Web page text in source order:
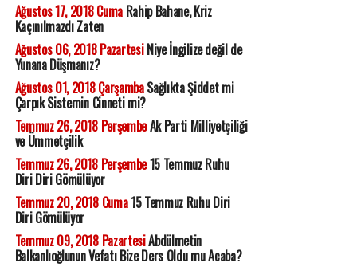
Ağustos 17, 2018 CumaRahip Bahane, Kriz
Kaçınılmazdı Zaten
Ağustos 06, 2018 PazartesiNiye İngilize değil de
Yunana Düşmanız?
Ağustos 01, 2018 ÇarşambaSağlıkta Şiddet mi
Çarpık Sistemin Cinneti mi?
Temmuz 26, 2018 PerşembeAk Parti Milliyetçiliği
ve Ümmetçilik
Temmuz 26, 2018 Perşembe15 Temmuz Ruhu
Diri Diri Gömülüyor
Temmuz 20, 2018 Cuma15 Temmuz Ruhu Diri
Diri Gömülüyor
Temmuz 09, 2018 PazartesiAbdülmetin
Balkanlıoğlunun Vefatı Bize Ders Oldu mu Acaba?